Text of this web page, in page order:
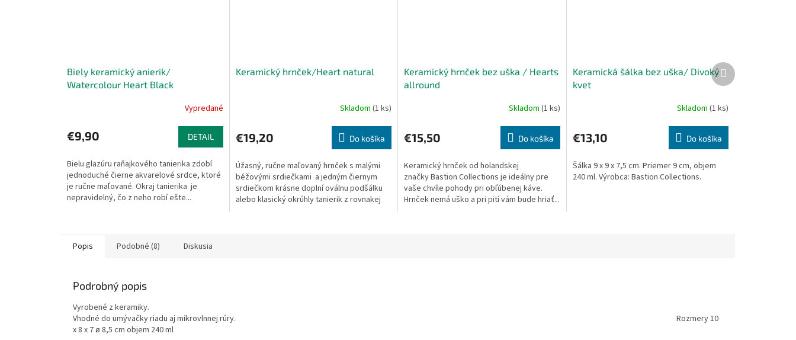
Biely keramický anierik/
Watercolour Heart Black
Vypredané
€9,90 DETAIL
Bielu glazúru raňajkového tanierika zdobí
jednoduché čierne akvarelové srdce, ktoré
je ručne maľované. Okraj tanierika je
nepravidelný, čo z neho robí ešte...
Keramický hrnček/Heart natural
Skladom (1 ks)
€19,20 Do košíka
Úžasný, ručne maľovaný hrnček s malými
béžovými srdiečkami a jedným čiernym
srdiečkom krásne doplní oválnu podšálku
alebo klasický okrúhly tanierik z rovnakej
Keramický hrnček bez uška / Hearts
allround
Skladom (1 ks)
€15,50 Do košíka
Keramický hrnček od holandskej
značky Bastion Collections je ideálny pre
vaše chvíle pohody pri obľúbenej káve.
Hrnček nemá uško a pri pití vám bude hriať...
Keramická šálka bez uška/ Divoký
kvet
Skladom (1 ks)
€13,10 Do košíka
Šálka 9 x 9 x 7,5 cm. Priemer 9 cm, objem
240 ml. Výrobca: Bastion Collections.
Ďalší
produkt
Popis Podobné (8) Diskusia
Podrobný popis
Vyrobené z keramiky.
Vhodné do umývačky riadu aj mikrovlnnej rúry. Rozmery 10
x 8 x 7 ø 8,5 cm objem 240 ml